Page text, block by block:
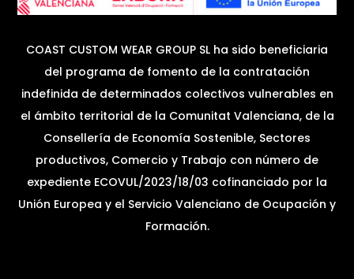
COAST CUSTOM WEAR GROUP SL ha sido beneficiaria
del programa de fomento de la contratación
indefinida de determinados colectivos vulnerables en
el ámbito territorial de la Comunitat Valenciana, de la
Consellería de Economía Sostenible, Sectores
productivos, Comercio y Trabajo con número de
expediente ECOVUL/2023/18/03 cofinanciado por la
Unión Europea y el Servicio Valenciano de Ocupación y
Formación.